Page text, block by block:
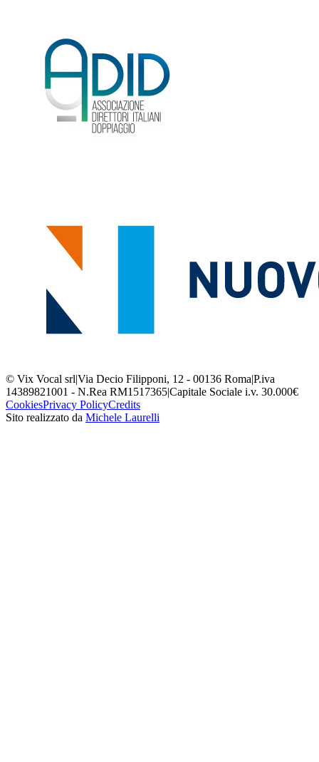
© Vix Vocal srl|Via Decio Filipponi, 12 - 00136 Roma|P.iva
14389821001 - N.Rea RM1517365|Capitale Sociale i.v. 30.000€
CookiesPrivacy PolicyCredits
Sito realizzato da Michele Laurelli